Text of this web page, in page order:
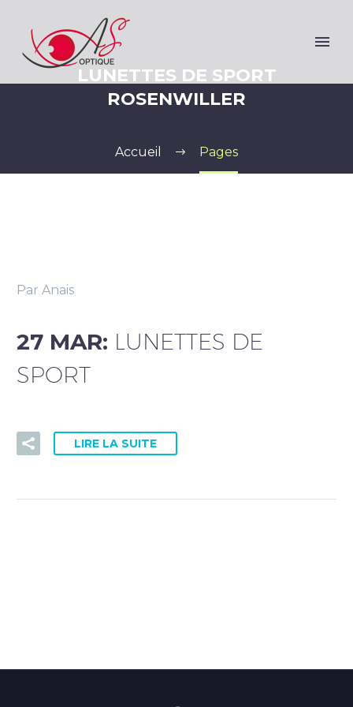
PRISE DE RDV DOCTOLIB
LUNETTES DE SPORT
ROSENWILLER
Accueil Pages
Par Anais
27 MAR: LUNETTES DE
SPORT
LIRE LA SUITE